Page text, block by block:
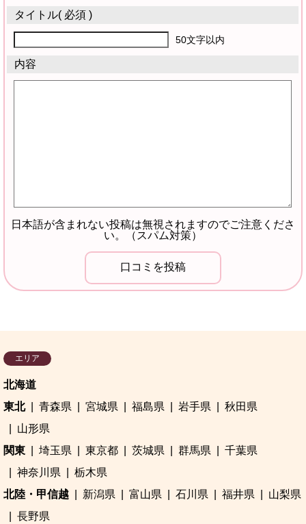
タイトル( 必須 )
50文字以内
内容
日本語が含まれない投稿は無視されますのでご注意くださ
い。（スパム対策）
エリア
北海道
東北
青森県 宮城県 福島県 岩手県
秋田県
山形県
関東
埼玉県 東京都 茨城県 群馬県
千葉県
神奈川県
栃木県
北陸・甲信越
新潟県 富山県 石川県 福井県
山梨県
長野県